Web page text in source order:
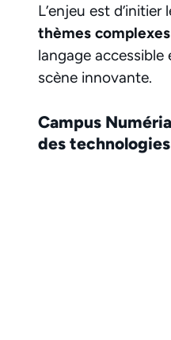
L’enjeu est
thèmes complexes
langage accessible
scène innovante.
Campus
des